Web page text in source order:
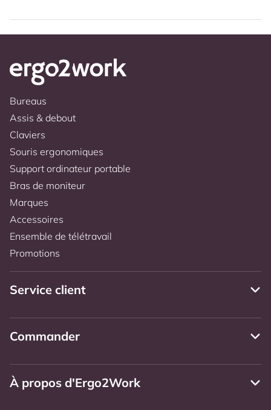
Bureaus
Assis & debout
Claviers
Souris ergonomiques
Support ordinateur portable
Bras de moniteur
Marques
Accessoires
Ensemble de télétravail
Promotions
Service client
Commander
À propos d'Ergo2Work